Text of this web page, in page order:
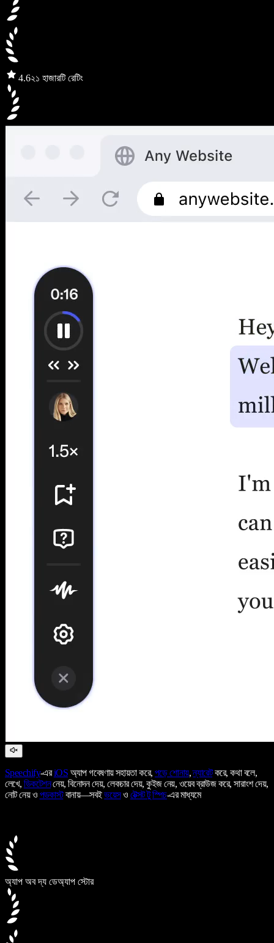
4.6২১ হাজারটি রেটিং
Speechify-এরiOS অ্যাপ গবেষণায় সহায়তা করে, পড়ে শোনায়,ন্যারেটকরে, কথা বলে,
লেখে, ডিকটেশননেয়, বিনোদন দেয়, লেকচার দেয়, কুইজ নেয়, ওয়েব ব্রাউজ করে, সারাংশ দেয়,
নোট নেয় ও পডকাস্টবানায়—সবইভয়েসও টেক্সট টু স্পিচ-এর মাধ্যমে
অ্যাপ অব দ্য ডেঅ্যাপ স্টোর